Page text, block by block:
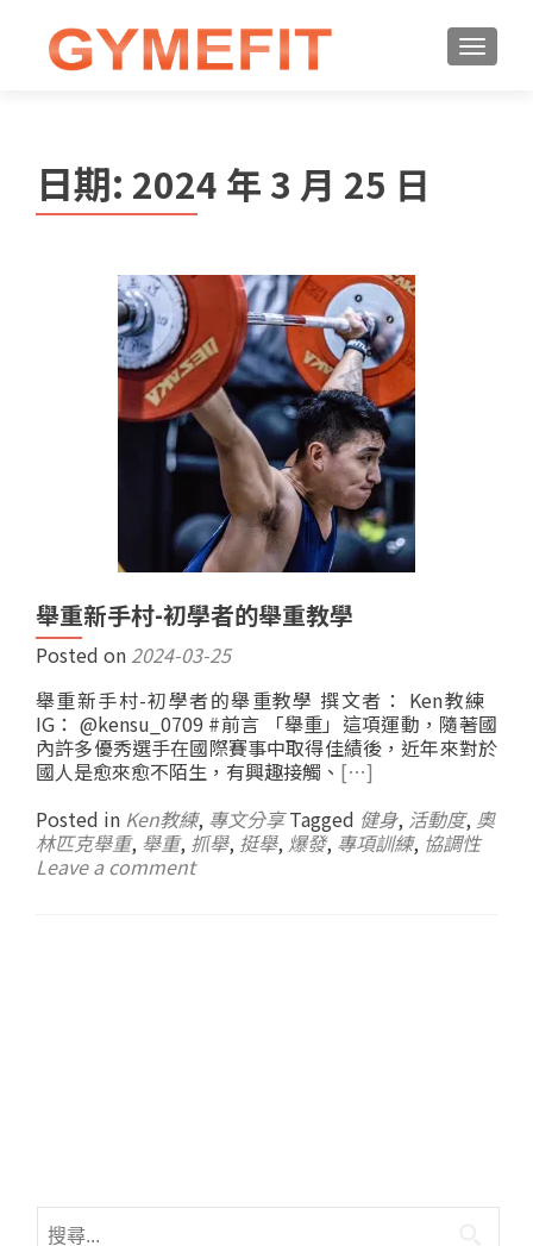
日期: 2024 年 3 月 25 日
舉重新手村-初學者的舉重教學
Posted on 2024-03-25
舉重新手村-初學者的舉重教學 撰文者： Ken教練
IG： @kensu_0709 #前言 「舉重」這項運動，隨著國
內許多優秀選手在國際賽事中取得佳績後，近年來對於
國人是愈來愈不陌生，有興趣接觸、 […]
Posted in Ken教練, 專文分享 Tagged 健身, 活動度, 奧
林匹克舉重, 舉重, 抓舉, 挺舉, 爆發, 專項訓練, 協調性
Leave a comment